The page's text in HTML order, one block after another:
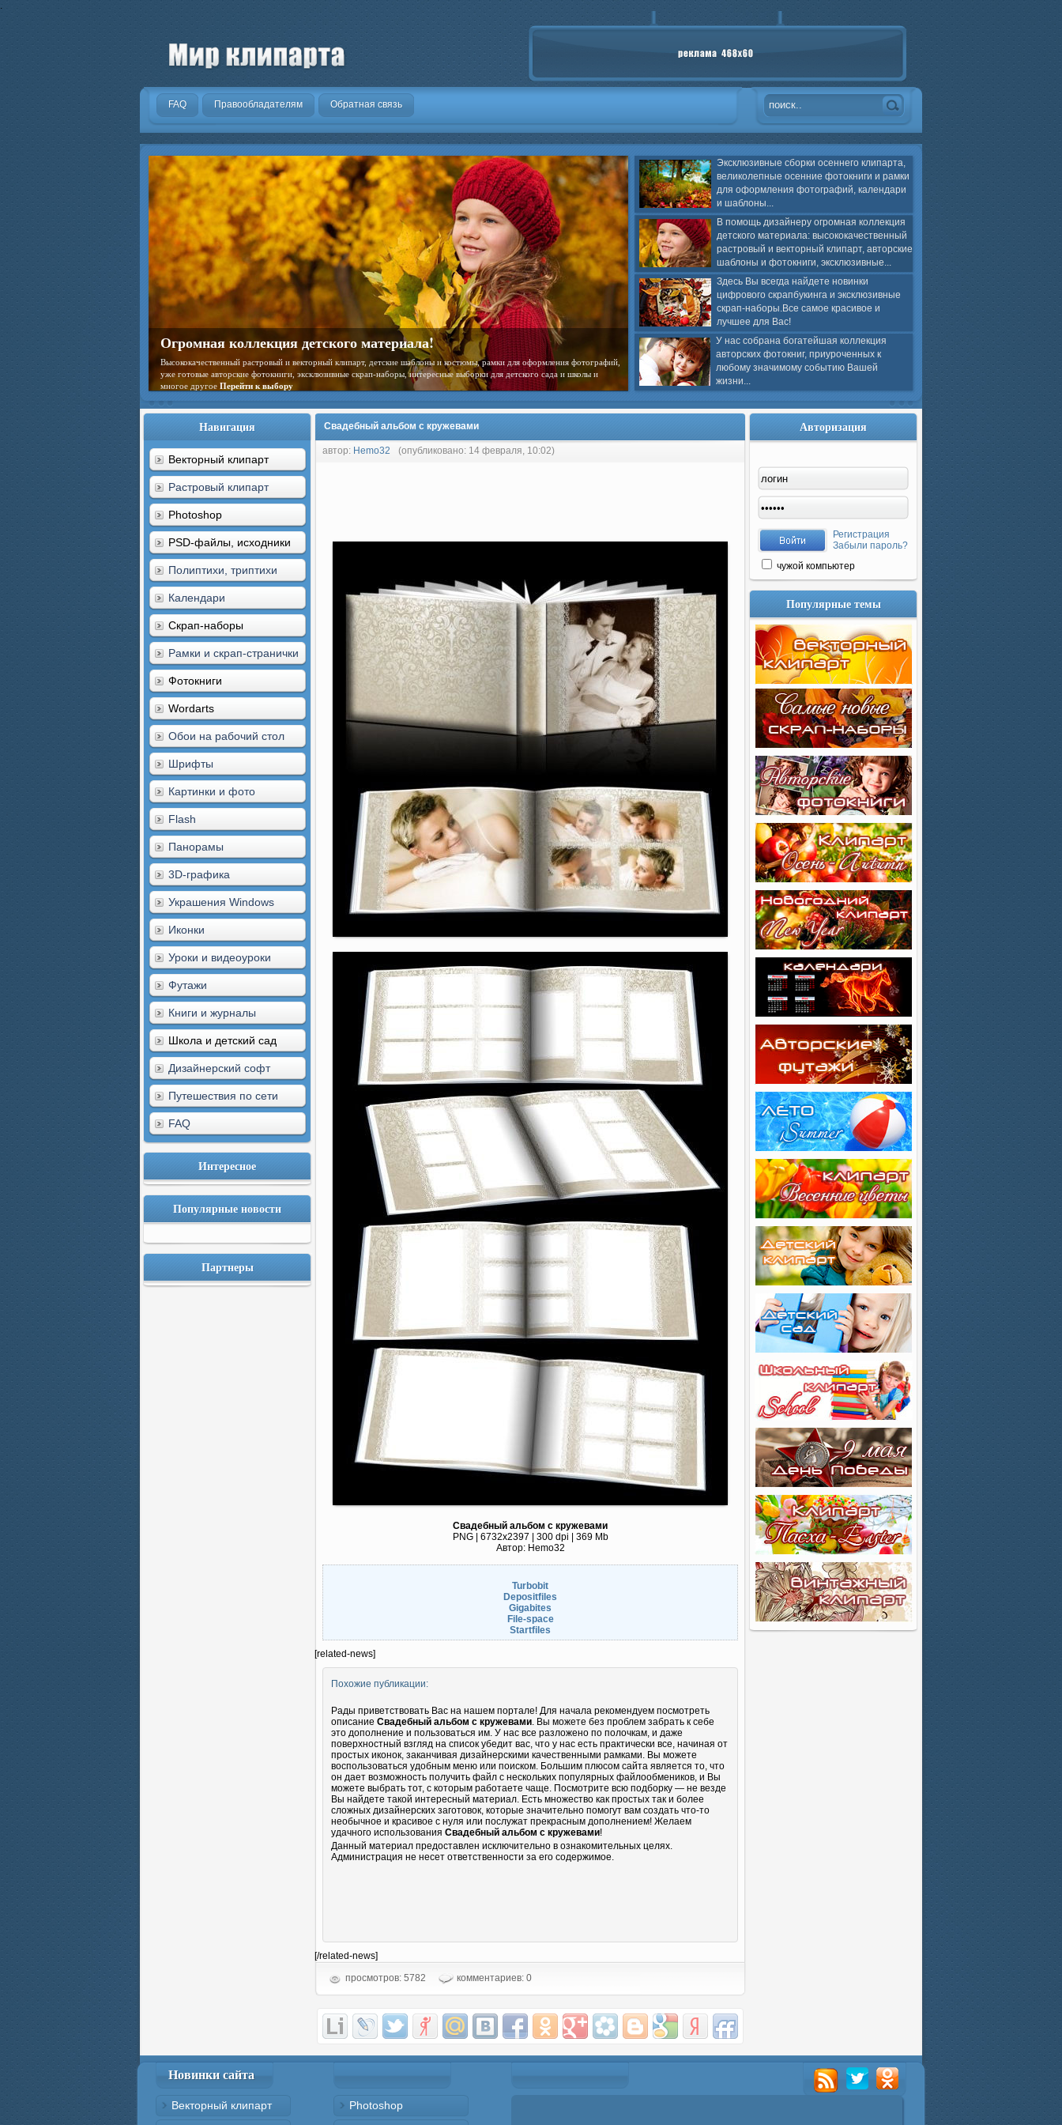
.
FAQ Правообладателям Обратная связь
Эксклюзивные сборки осеннего клипарта,
великолепные осенние фотокниги и рамки
для оформления фотографий, календари
и шаблоны...
В помощь дизайнеру огромная коллекция
детского материала: высококачественный
растровый и векторный клипарт, авторские
шаблоны и фотокниги, эксклюзивные...
Здесь Вы всегда найдете новинки
цифрового скрапбукинга и эксклюзивные
скрап-наборы.Все самое красивое и
лучшее для Вас!
У нас собрана богатейшая коллекция
авторских фотокниг, приуроченных к
любому значимому событию Вашей
жизни...
Огромная коллекция детского материала!
Высококачественный растровый и векторный клипарт, детские шаблоны и костюмы, рамки для оформления фотографий,
уже готовые авторские фотокниги, эксклюзивные скрап-наборы, интересные выборки для детского сада и школы и
многое другое Перейти к выбору
Навигация
Векторный клипарт
Растровый клипарт
Photoshop
PSD-файлы, исходники
Полиптихи, триптихи
Календари
Скрап-наборы
Рамки и скрап-странички
Фотокниги
Wordarts
Обои на рабочий стол
Шрифты
Картинки и фото
Flash
Панорамы
3D-графика
Украшения Windows
Иконки
Уроки и видеоуроки
Футажи
Книги и журналы
Школа и детский сад
Дизайнерский софт
Путешествия по сети
FAQ
Интересное
Популярные новости
Партнеры
Свадебный альбом с кружевами
автор: Hemo32 (опубликовано: 14 февраля, 10:02)
Свадебный альбом с кружевами
PNG | 6732x2397 | 300 dpi | 369 Mb
Автор: Hemo32
Turbobit
Depositfiles
Gigabites
File-space
Startfiles
[related-news]
Похожие публикации:
Рады приветствовать Вас на нашем портале! Для начала рекомендуем посмотреть
описание Свадебный альбом с кружевами. Вы можете без проблем забрать к себе
это дополнение и пользоваться им. У нас все разложено по полочкам, и даже
поверхностный взгляд на список убедит вас, что у нас есть практически все, начиная от
простых иконок, заканчивая дизайнерскими качественными рамками. Вы можете
воспользоваться удобным меню или поиском. Большим плюсом сайта является то, что
он дает возможность получить файл с нескольких популярных файлообмеников, и Вы
можете выбрать тот, с которым работаете чаще. Посмотрите всю подборку — не везде
Вы найдете такой интересный материал. Есть множество как простых так и более
сложных дизайнерских заготовок, которые значительно помогут вам создать что-то
необычное и красивое с нуля или послужат прекрасным дополнением! Желаем
удачного использования Свадебный альбом с кружевами!
Данный материал предоставлен исключительно в ознакомительных целях.
Администрация не несет ответственности за его содержимое.
[/related-news]
просмотров: 5782
комментариев: 0
Авторизация
Регистрация
Забыли пароль?
чужой компьютер
Популярные темы
Новинки сайта
Векторный клипарт
Photoshop